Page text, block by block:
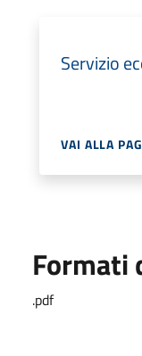
Servizio
VAI ALLA
Formati
.pdf